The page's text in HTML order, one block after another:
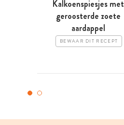
Kalkoenspiesjes met
geroosterde zoete
aardappel
BEWAAR DIT RECEPT